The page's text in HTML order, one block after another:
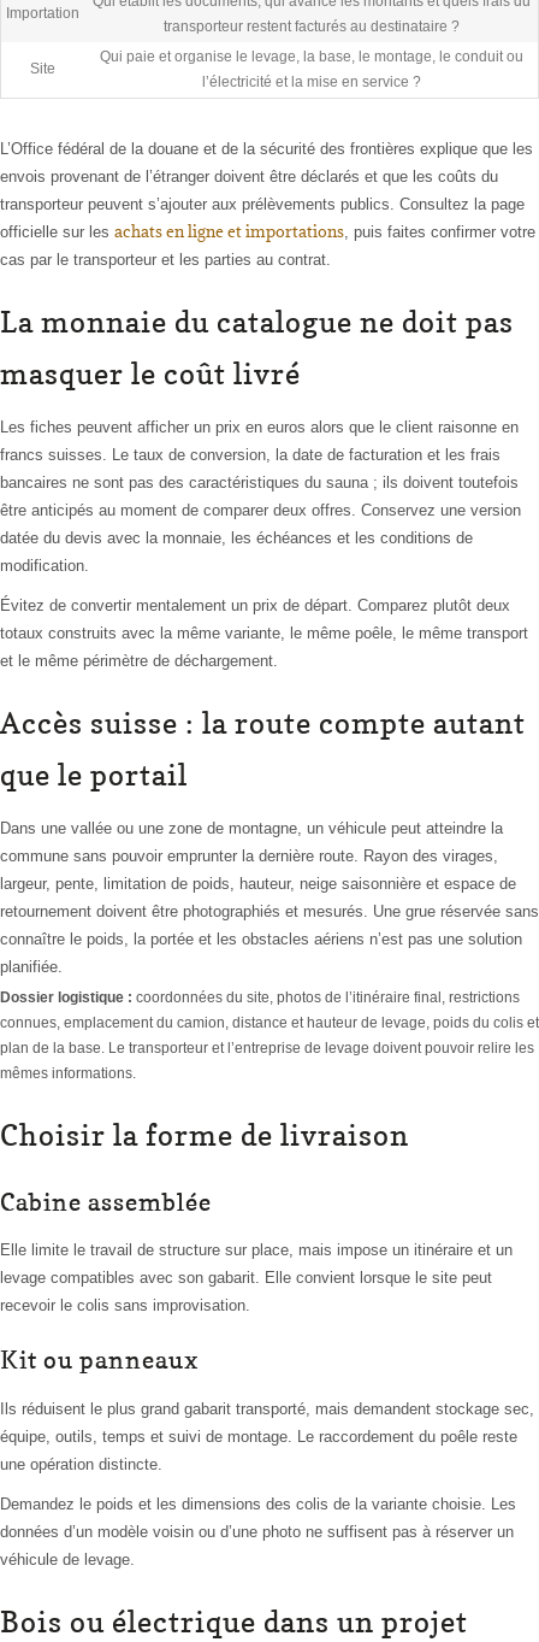
Importation
transporteur restent facturés au destinataire ?
Site
Qui paie et organise le levage, la base, le montage, le conduit ou
l’électricité et la mise en service ?
L’Office fédéral de la douane et de la sécurité des frontières explique que les
envois provenant de l’étranger doivent être déclarés et que les coûts du
transporteur peuvent s’ajouter aux prélèvements publics. Consultez la page
officielle sur les achats en ligne et importations, puis faites confirmer votre
cas par le transporteur et les parties au contrat.
La monnaie du catalogue ne doit pas
masquer le coût livré
Les fiches peuvent afficher un prix en euros alors que le client raisonne en
francs suisses. Le taux de conversion, la date de facturation et les frais
bancaires ne sont pas des caractéristiques du sauna ; ils doivent toutefois
être anticipés au moment de comparer deux offres. Conservez une version
datée du devis avec la monnaie, les échéances et les conditions de
modification.
Évitez de convertir mentalement un prix de départ. Comparez plutôt deux
totaux construits avec la même variante, le même poêle, le même transport
et le même périmètre de déchargement.
Accès suisse : la route compte autant
que le portail
Dans une vallée ou une zone de montagne, un véhicule peut atteindre la
commune sans pouvoir emprunter la dernière route. Rayon des virages,
largeur, pente, limitation de poids, hauteur, neige saisonnière et espace de
retournement doivent être photographiés et mesurés. Une grue réservée sans
connaître le poids, la portée et les obstacles aériens n’est pas une solution
planifiée.
Dossier logistique : coordonnées du site, photos de l’itinéraire final, restrictions
connues, emplacement du camion, distance et hauteur de levage, poids du colis et
plan de la base. Le transporteur et l’entreprise de levage doivent pouvoir relire les
mêmes informations.
Choisir la forme de livraison
Cabine assemblée
Elle limite le travail de structure sur place, mais impose un itinéraire et un
levage compatibles avec son gabarit. Elle convient lorsque le site peut
recevoir le colis sans improvisation.
Kit ou panneaux
Ils réduisent le plus grand gabarit transporté, mais demandent stockage sec,
équipe, outils, temps et suivi de montage. Le raccordement du poêle reste
une opération distincte.
Demandez le poids et les dimensions des colis de la variante choisie. Les
données d’un modèle voisin ou d’une photo ne suffisent pas à réserver un
véhicule de levage.
Bois ou électrique dans un projet